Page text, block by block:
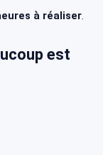
à réaliser.
est